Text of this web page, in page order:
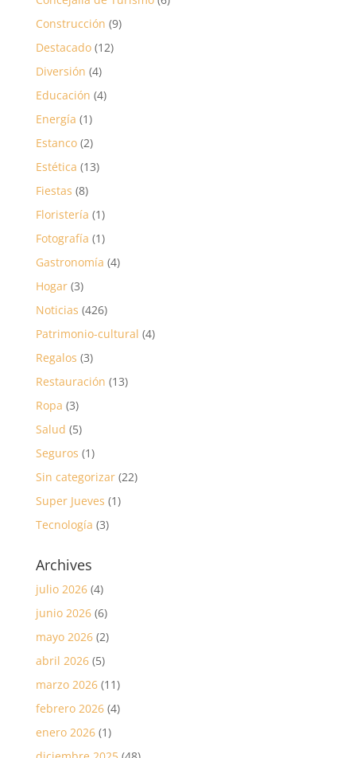
Construcción (9)
Destacado(12)
Diversión (4)
Educación (4)
Energía (1)
Estanco(2)
Estética (13)
Fiestas (8)
Floristería (1)
Fotografía (1)
Gastronomía (4)
Hogar(3)
Noticias (426)
Patrimonio-cultural (4)
Regalos (3)
Restauración (13)
Ropa (3)
Salud (5)
Seguros (1)
Sin categorizar(22)
Super Jueves (1)
Tecnología (3)
Archives
julio 2026(4)
junio 2026(6)
mayo 2026(2)
abril 2026(5)
marzo 2026(11)
febrero 2026(4)
enero 2026(1)